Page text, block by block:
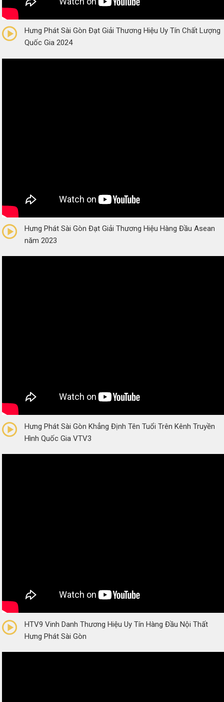
(0 Reviews)
Hưng Phát Sài Gòn Đạt Giải Thương Hiệu Uy Tín Chất Lượng
Quốc Gia 2024
(0 Reviews)
Hưng Phát Sài Gòn Đạt Giải Thương Hiệu Hàng Đầu Asean
năm 2023
(0 Reviews)
Hưng Phát Sài Gòn Khẳng Định Tên Tuổi Trên Kênh Truyền
Hình Quốc Gia VTV3
(0 Reviews)
HTV9 Vinh Danh Thương Hiệu Uy Tín Hàng Đầu Nội Thất
Hưng Phát Sài Gòn